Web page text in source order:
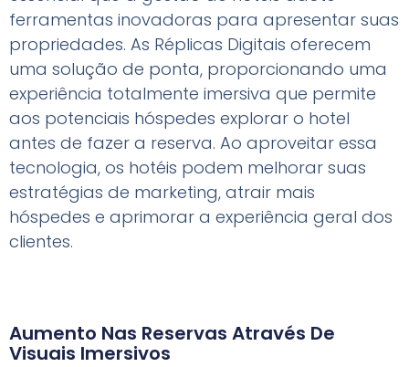
ferramentas inovadoras para apresentar suas
propriedades. As Réplicas Digitais oferecem
uma solução de ponta, proporcionando uma
experiência totalmente imersiva que permite
aos potenciais hóspedes explorar o hotel
antes de fazer a reserva. Ao aproveitar essa
tecnologia, os hotéis podem melhorar suas
estratégias de marketing, atrair mais
hóspedes e aprimorar a experiência geral dos
clientes.
Aumento Nas Reservas Através De
Visuais Imersivos